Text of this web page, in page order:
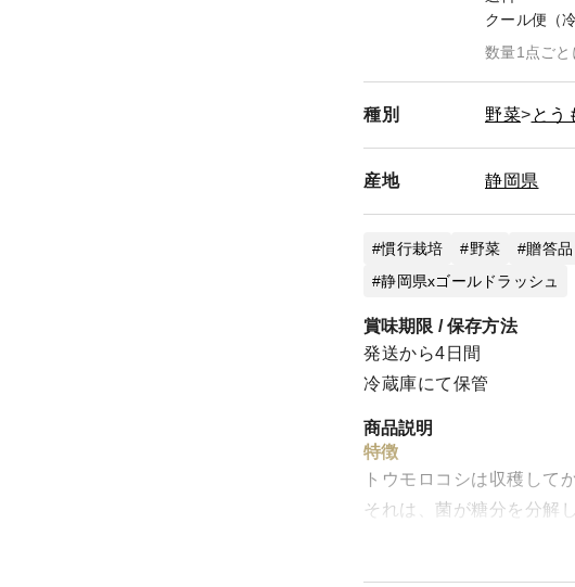
クール便（冷
数量1点ごと
種別 野菜 とう
産地 静岡県
慣行栽培 野菜 贈答品
静岡県xゴールドラッシュ
賞味期限 / 保存方法
発送から4日間
冷蔵庫にて保管
商品説明
特徴
トウモロコシは収穫して
それは、菌が糖分を分解
そのため、当園では収穫